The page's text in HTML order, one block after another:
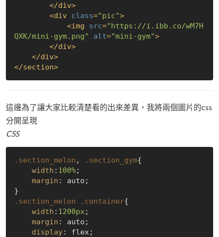
</div>
<div class="pic">
<img src="https://i.ibb.co/wM7H
QXK/mini-gym.png"
alt="mini-gym">
</div>
</div>
</section>
這邊為了讓大家比較清楚看的出來差異，我將兩個圖片的css
分開呈現
CSS
.section_melon , .section_gym{
width : 100%;
margin : auto;
.section_melon
.container{
width : 1200px ;
margin : auto;
display: flex;